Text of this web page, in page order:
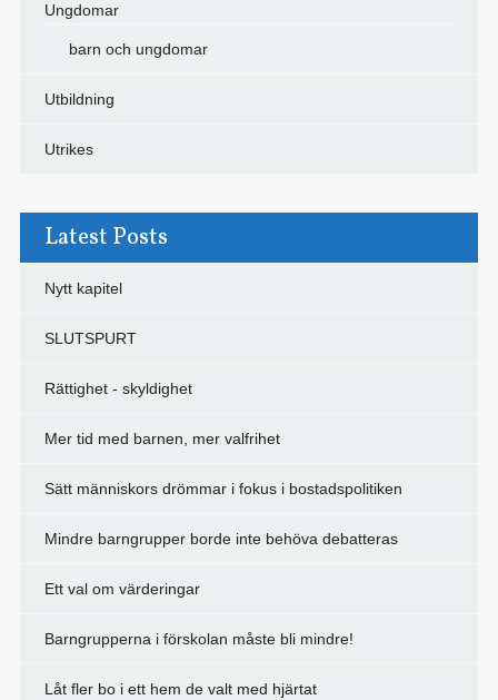
Ungdomar
barn och ungdomar
Utbildning
Utrikes
Latest Posts
Nytt kapitel
SLUTSPURT
Rättighet - skyldighet
Mer tid med barnen, mer valfrihet
Sätt människors drömmar i fokus i bostadspolitiken
Mindre barngrupper borde inte behöva debatteras
Ett val om värderingar
Barngrupperna i förskolan måste bli mindre!
Låt fler bo i ett hem de valt med hjärtat